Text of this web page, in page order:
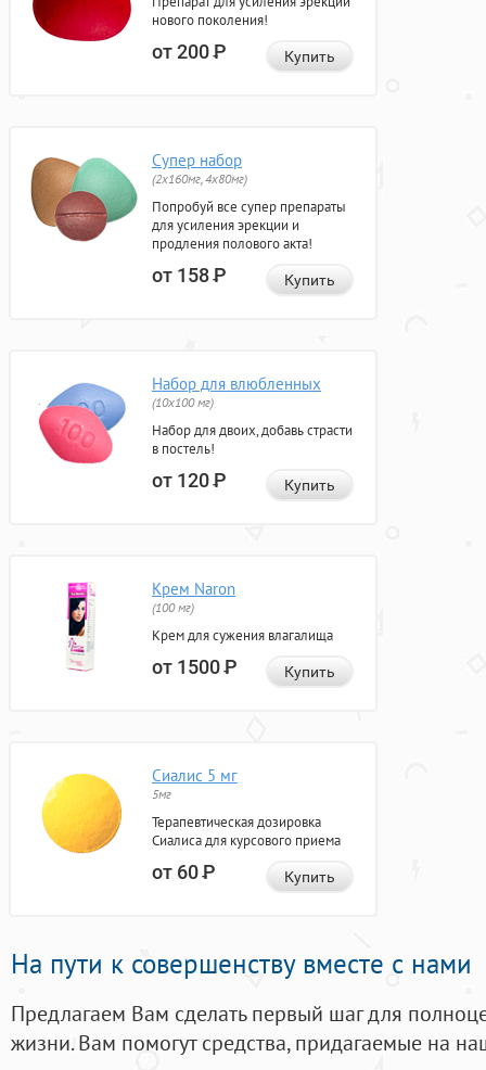
нового поколения!
от 200Р Купить
Супер набор
(2х160мг, 4х80мг)
Попробуй все супер препараты
для усиления эрекции и
продления полового акта!
от 158Р Купить
Набор для влюбленных
(10х100 мг)
Набор для двоих, добавь страсти
в постель!
от 120Р Купить
Крем Naron
(100 мг)
Крем для сужения влагалища
от 1500Р Купить
Сиалис 5 мг
5мг
Терапевтическая дозировка
Сиалиса для курсового приема
от 60Р Купить
На пути к совершенству вместе с нами
Предлагаем Вам сделать первый шаг для
жизни. Вам помогут средства, придагаемые на